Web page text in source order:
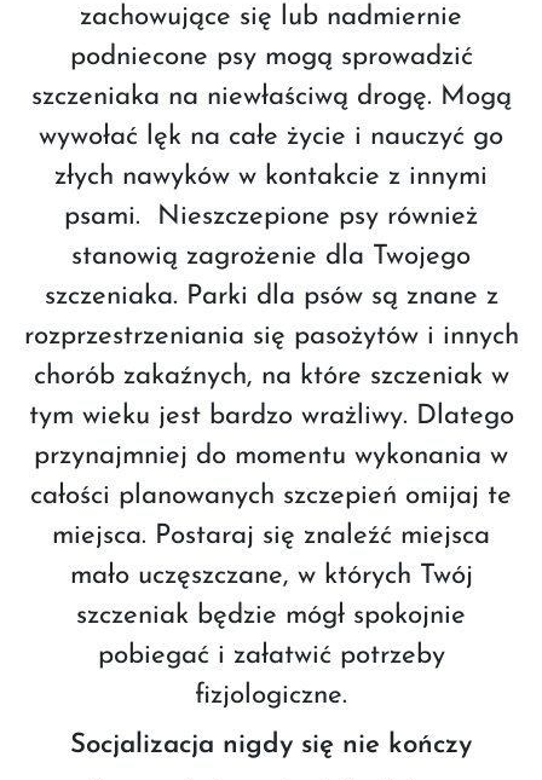
zachowujące się lub nadmiernie
podniecone psy mogą sprowadzić
szczeniaka na niewłaściwą drogę. Mogą
wywołać lęk na całe życie i nauczyć go
złych nawyków w kontakcie z innymi
psami. Nieszczepione psy również
stanowią zagrożenie dla Twojego
szczeniaka. Parki dla psów są znane z
rozprzestrzeniania się pasożytów i innych
chorób zakaźnych, na które szczeniak w
tym wieku jest bardzo wrażliwy. Dlatego
przynajmniej do momentu wykonania w
całości planowanych szczepień omijaj te
miejsca. Postaraj się znaleźć miejsca
mało uczęszczane, w których Twój
szczeniak będzie mógł spokojnie
pobiegać i załatwić potrzeby
fizjologiczne.
Socjalizacja nigdy się nie kończy